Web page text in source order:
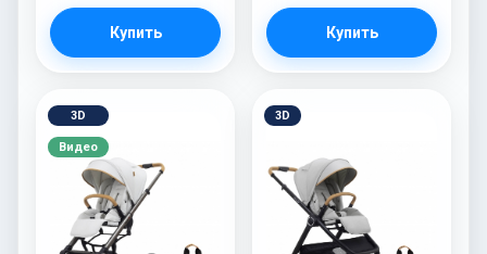
Купить Купить
3D
Видео
3D